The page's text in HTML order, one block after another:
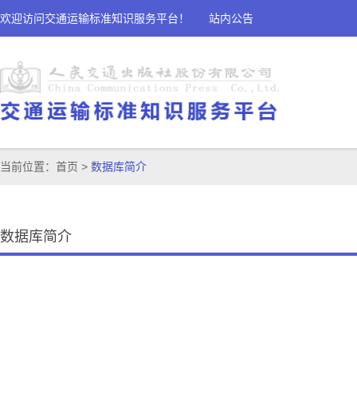
欢迎访问交通运输标准知识服务平台！ 站内公告
当前位置： 首页 > 数据库简介
数据库简介